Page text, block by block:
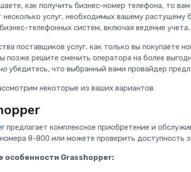
как получить бизнес-номер телефона, то
несколько услуг, необходимых вашему
телефонных систем, включая ведение
поставщиков услуг, как только вы покупаете
позже решите сменить оператора на более
убедитесь, что выбранный вами провайдер
некоторые из ваших вариантов.
предлагает комплексное приобретение и
8-800 или можете проверить доступность
особенности Grasshopper: